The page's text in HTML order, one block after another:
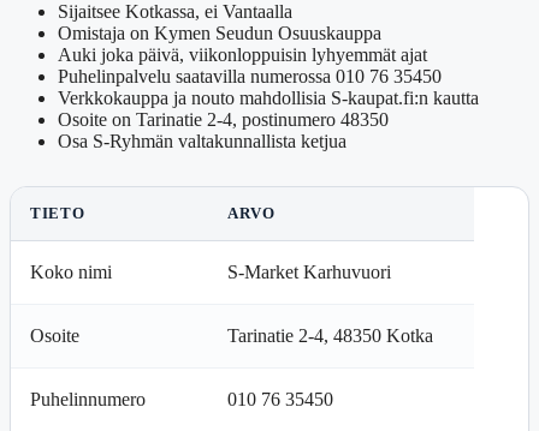
Sijaitsee Kotkassa, ei Vantaalla
Omistaja on Kymen Seudun Osuuskauppa
Auki joka päivä, viikonloppuisin lyhyemmät ajat
Puhelinpalvelu saatavilla numerossa 010 76 35450
Verkkokauppa ja nouto mahdollisia S-kaupat.fi:n kautta
Osoite on Tarinatie 2-4, postinumero 48350
Osa S-Ryhmän valtakunnallista ketjua
TIETO ARVO
Koko nimi S-Market Karhuvuori
Osoite Tarinatie 2-4, 48350 Kotka
Puhelinnumero 010 76 35450